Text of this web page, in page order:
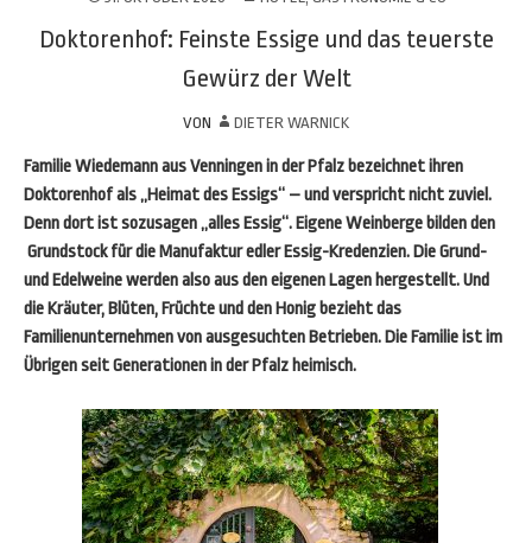
Doktorenhof: Feinste Essige und das teuerste
Gewürz der Welt
VON DIETER WARNICK
Familie Wiedemann aus Venningen in der Pfalz bezeichnet ihren
Doktorenhof als „Heimat des Essigs“ – und verspricht nicht zuviel.
Denn dort ist sozusagen „alles Essig“. Eigene Weinberge bilden den
Grundstock für die Manufaktur edler Essig-Kredenzien. Die Grund-
und Edelweine werden also aus den eigenen Lagen hergestellt. Und
die Kräuter, Blüten, Früchte und den Honig bezieht das
Familienunternehmen von ausgesuchten Betrieben. Die Familie ist im
Übrigen seit Generationen in der Pfalz heimisch.